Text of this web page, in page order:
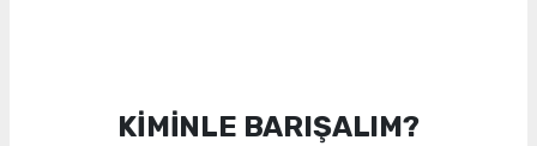
KİMİNLE BARIŞALIM?